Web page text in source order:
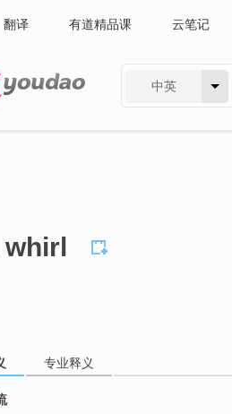
翻译 有道精品课 云笔记
中英
whirl
专业释义